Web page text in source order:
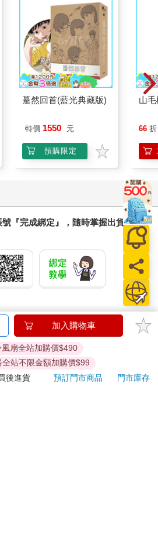
驀然回首(藍光典藏版)
特價 1550 元
預購限定
山
66 折
『完成綁定』，隨時掌握出貨動
作ATM! 如接獲電話要求您前往
示，以免受騙上當！
用期，退回商品須為全新狀態**
第19條及行政院消費者保護處公告之
加入購物車
扇全站加購價$490
站不限金額加購價$99
後進貨 預訂門市商品
門市庫存